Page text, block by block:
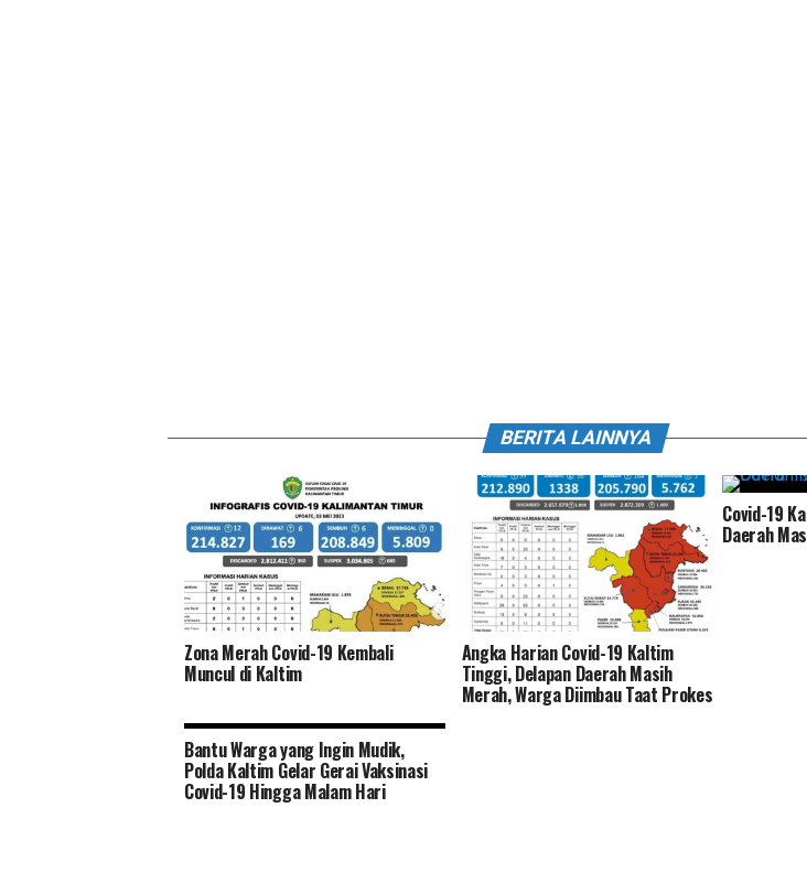
BERITA LAINNYA
Zona Merah Covid-19 Kembali
Muncul di Kaltim
Angka Harian Covid-19 Kaltim
Tinggi, Delapan Daerah Masih
Merah, Warga Diimbau Taat Prokes
Covid-19
Daerah
Bantu Warga yang Ingin Mudik,
Polda Kaltim Gelar Gerai Vaksinasi
Covid-19 Hingga Malam Hari